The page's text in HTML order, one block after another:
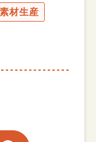
素材生産